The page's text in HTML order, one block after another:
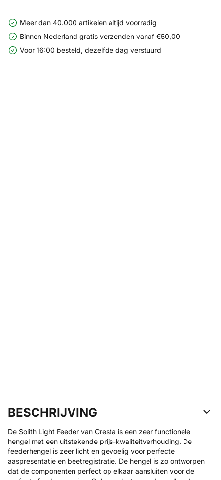
Meer dan 40.000 artikelen altijd voorradig
Binnen Nederland gratis verzenden vanaf €50,00
Voor 16:00 besteld, dezelfde dag verstuurd
BESCHRIJVING
De Solith Light Feeder van Cresta is een zeer functionele
hengel met een uitstekende prijs-kwaliteitverhouding. De
feederhengel is zeer licht en gevoelig voor perfecte
aaspresentatie en beetregistratie. De hengel is zo ontworpen
dat de componenten perfect op elkaar aansluiten voor de